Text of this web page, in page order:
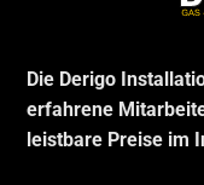
Die Derigo
erfahrene
leistbare Preise im